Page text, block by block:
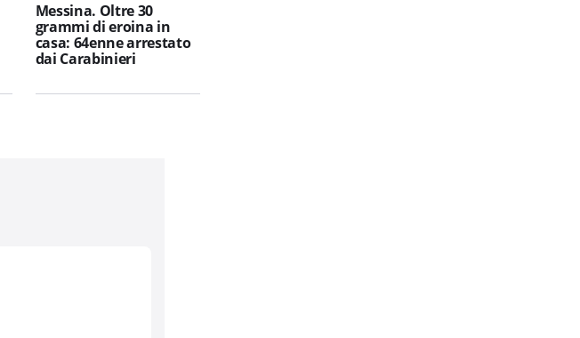
Messina. Oltre 30
grammi di eroina in
casa: 64enne arrestato
dai Carabinieri